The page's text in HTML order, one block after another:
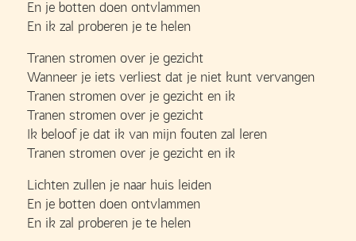
En je botten doen ontvlammen
En ik zal proberen je te helen
Tranen stromen over je gezicht
Wanneer je iets verliest dat je niet kunt vervangen
Tranen stromen over je gezicht en ik
Tranen stromen over je gezicht
Ik beloof je dat ik van mijn fouten zal leren
Tranen stromen over je gezicht en ik
Lichten zullen je naar huis leiden
En je botten doen ontvlammen
En ik zal proberen je te helen